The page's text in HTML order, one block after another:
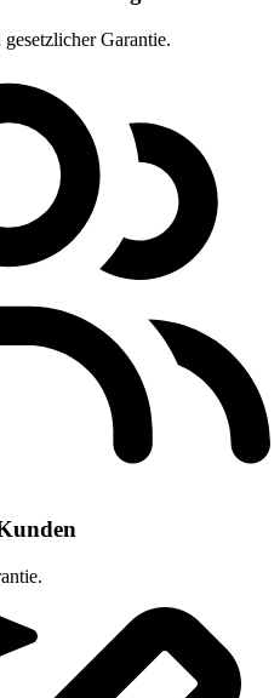
Garantie.